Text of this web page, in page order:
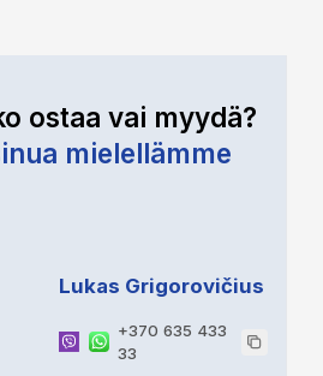
ostaa vai myydä?
mielellämme
Lukas Grigorovičius
+370 635 433
33